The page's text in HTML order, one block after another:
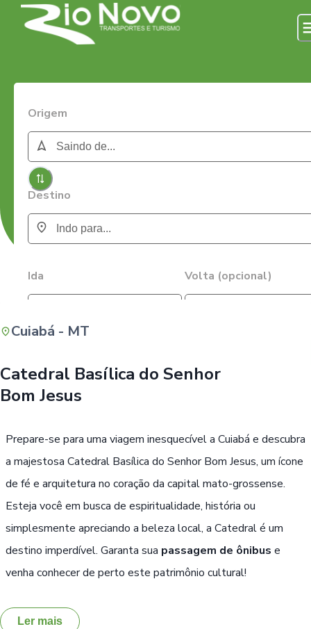
Origem
Destino
Ida Volta (opcional)
Cuiabá - MT
Catedral Basílica do Senhor
Bom Jesus
Prepare-se para uma viagem inesquecível a Cuiabá e descubra
a majestosa Catedral Basílica do Senhor Bom Jesus, um ícone
de fé e arquitetura no coração da capital mato-grossense.
Esteja você em busca de espiritualidade, história ou
simplesmente apreciando a beleza local, a Catedral é um
destino imperdível. Garanta sua passagem de ônibus e
venha conhecer de perto este patrimônio cultural!
Ler mais